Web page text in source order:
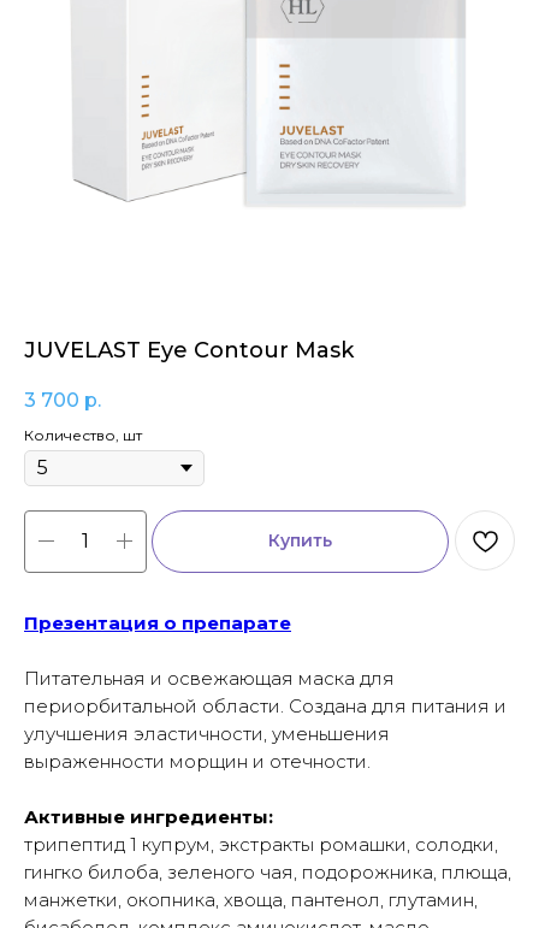
JUVELAST Eye Contour Mask
3 700 р.
Количество, шт
Купить
Презентация о препарате
Питательная и освежающая маска для
периорбитальной области. Создана для питания и
улучшения эластичности, уменьшения
выраженности морщин и отечности.
Активные ингредиенты:
трипептид 1 купрум, экстракты ромашки, солодки,
гингко билоба, зеленого чая, подорожника, плюща,
манжетки, окопника, хвоща, пантенол, глутамин,